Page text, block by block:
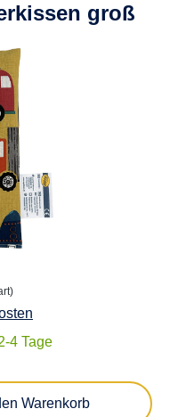
groß
4 Tage
Warenkorb